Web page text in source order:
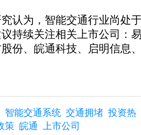
为，智能交通行业尚处
持续关注相关上市公司：
份、皖通科技、启明信息
智能交通系统 交通拥堵 投资热
策 皖通 上市公司